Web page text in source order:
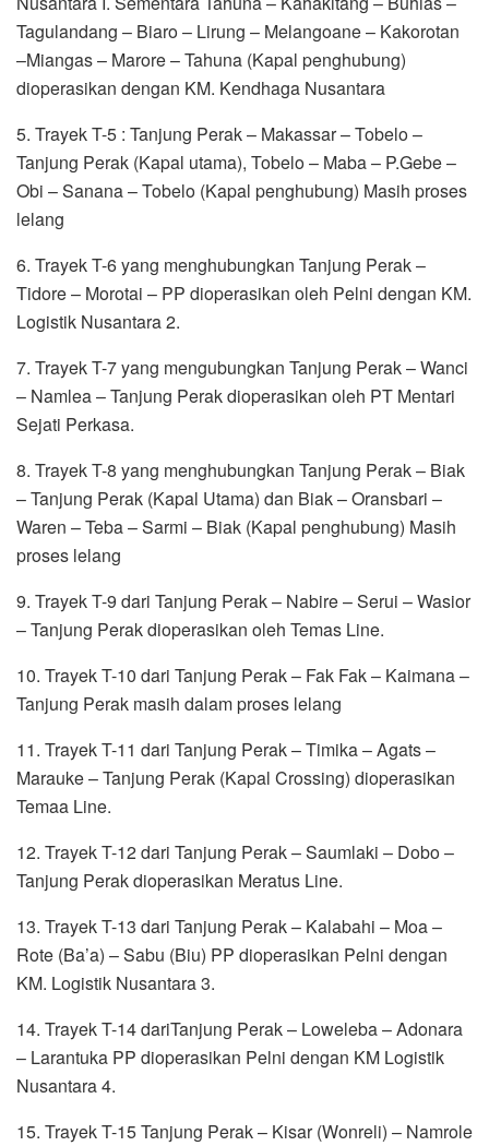
Tagulandang – Biaro – Lirung – Melangoane – Kakorotan
–Miangas – Marore – Tahuna (Kapal penghubung)
dioperasikan dengan KM. Kendhaga Nusantara
5. Trayek T-5 : Tanjung Perak – Makassar – Tobelo –
Tanjung Perak (Kapal utama), Tobelo – Maba – P.Gebe –
Obi – Sanana – Tobelo (Kapal penghubung) Masih proses
lelang
6. Trayek T-6 yang menghubungkan Tanjung Perak –
Tidore – Morotai – PP dioperasikan oleh Pelni dengan KM.
Logistik Nusantara 2.
7. Trayek T-7 yang mengubungkan Tanjung Perak – Wanci
– Namlea – Tanjung Perak dioperasikan oleh PT Mentari
Sejati Perkasa.
8. Trayek T-8 yang menghubungkan Tanjung Perak – Biak
– Tanjung Perak (Kapal Utama) dan Biak – Oransbari –
Waren – Teba – Sarmi – Biak (Kapal penghubung) Masih
proses lelang
9. Trayek T-9 dari Tanjung Perak – Nabire – Serui – Wasior
– Tanjung Perak dioperasikan oleh Temas Line.
10. Trayek T-10 dari Tanjung Perak – Fak Fak – Kaimana –
Tanjung Perak masih dalam proses lelang
11. Trayek T-11 dari Tanjung Perak – Timika – Agats –
Marauke – Tanjung Perak (Kapal Crossing) dioperasikan
Temaa Line.
12. Trayek T-12 dari Tanjung Perak – Saumlaki – Dobo –
Tanjung Perak dioperasikan Meratus Line.
13. Trayek T-13 dari Tanjung Perak – Kalabahi – Moa –
Rote (Ba’a) – Sabu (Biu) PP dioperasikan Pelni dengan
KM. Logistik Nusantara 3.
14. Trayek T-14 dariTanjung Perak – Loweleba – Adonara
– Larantuka PP dioperasikan Pelni dengan KM Logistik
Nusantara 4.
15. Trayek T-15 Tanjung Perak – Kisar (Wonreli) – Namrole